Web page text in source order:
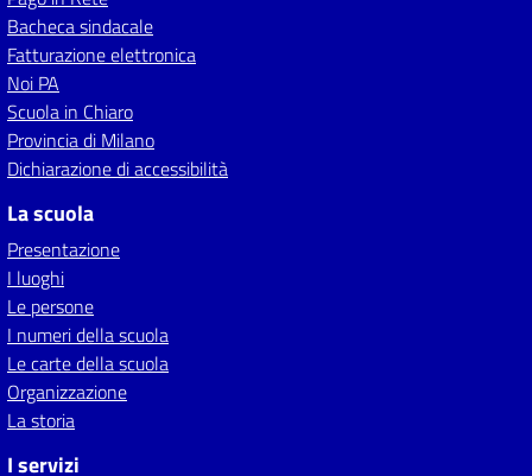
Bacheca sindacale
Fatturazione elettronica
Noi PA
Scuola in Chiaro
Provincia di Milano
Dichiarazione di accessibilità
La scuola
Presentazione
I luoghi
Le persone
I numeri della scuola
Le carte della scuola
Organizzazione
La storia
I servizi